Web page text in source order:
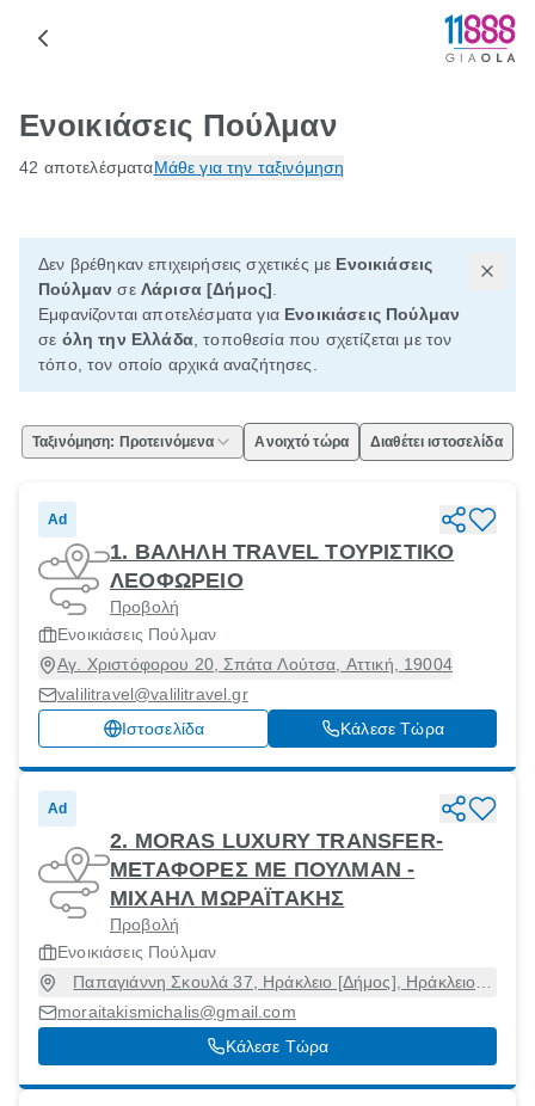
Ενοικιάσεις Πούλμαν
42 αποτελέσματαΜάθε για την ταξινόμηση
Δεν βρέθηκαν επιχειρήσεις σχετικές με Ενοικιάσεις
Πούλμαν σε Λάρισα [Δήμος]
Εμφανίζονται αποτελέσματα για Ενοικιάσεις Πούλμαν
σε όλη την Ελλάδα, τοποθεσία που σχετίζεται με τον
τόπο, τον οποίο αρχικά αναζήτησες.
Ταξινόμηση: Προτεινόμενα Ανοιχτό τώρα Διαθέτει ιστοσελίδα
Ad
1. ΒΑΛΗΛΗ TRAVEL ΤΟΥΡΙΣΤΙΚΟ
ΛΕΟΦΩΡΕΙΟ
Προβολή
Ενοικιάσεις Πούλμαν
Αγ. Χριστόφορου 20, Σπάτα Λούτσα, Αττική, 19004
valilitravel@valilitravel.gr
Ιστοσελίδα
Κάλεσε Τώρα
Ad
2. MORAS LUXURY TRANSFER-
ΜΕΤΑΦΟΡΕΣ ΜΕ ΠΟΥΛΜΑΝ -
ΜΙΧΑΗΛ ΜΩΡΑΪΤΑΚΗΣ
Προβολή
Ενοικιάσεις Πούλμαν
Παπαγιάννη Σκουλά 37, Ηράκλειο [Δήμος], Ηράκλειο,
71304
moraitakismichalis@gmail.com
Κάλεσε Τώρα